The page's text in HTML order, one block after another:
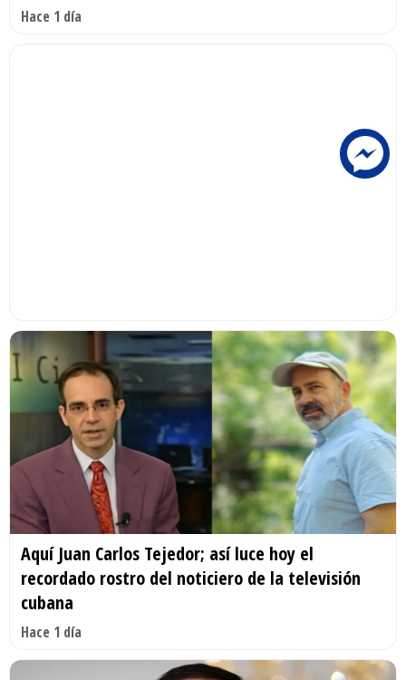
Hace 1 día
Aquí Juan Carlos Tejedor; así luce hoy el
recordado rostro del noticiero de la televisión
cubana
Hace 1 día